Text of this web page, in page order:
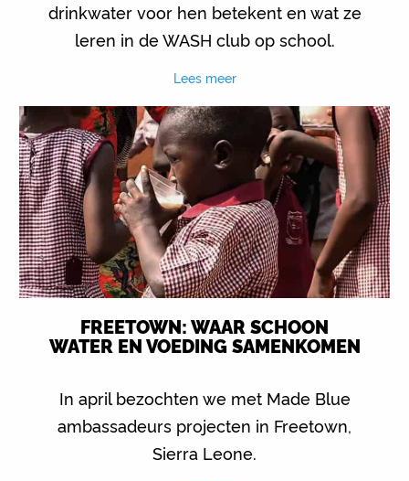
drinkwater voor hen betekent en wat ze
leren in de WASH club op school.
Lees meer
FREETOWN: WAAR SCHOON
WATER EN VOEDING SAMENKOMEN
In april bezochten we met Made Blue
ambassadeurs projecten in Freetown,
Sierra Leone.